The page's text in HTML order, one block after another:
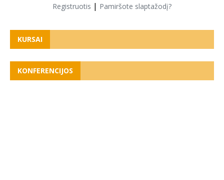
Registruotis | Pamiršote slaptažodį?
KURSAI
KONFERENCIJOS